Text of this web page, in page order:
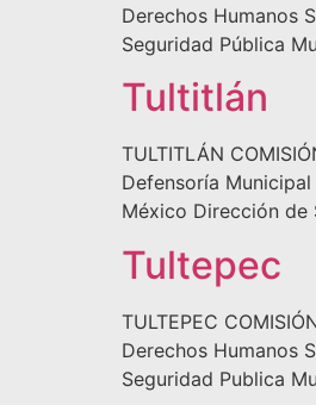
Derechos Humanos
Seguridad Pública
Tultitlán
TULTITLÁN
Defensoría
México Dirección de
Tultepec
TULTEPEC
Derechos Humanos
Seguridad Publica